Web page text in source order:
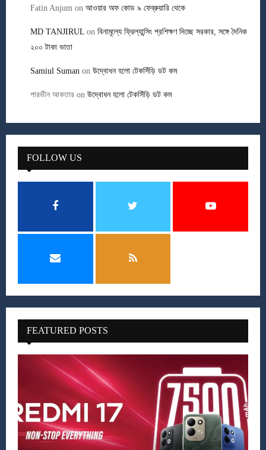
Fatin Anjum on আওয়ার অফ কোড ৯ ফেব্রুয়ারি থেকে
MD TANJIRUL on বিনামূল্যে ফ্রিল্যান্সিং প্রশিক্ষণ দিচ্ছে সরকার, সঙ্গে দৈনিক
২০০ টাকা ভাতা
Samiul Suman on উদ্বোধন হলো টেকসিঁড়ি ডট কম
পারভীন আকতার on উদ্বোধন হলো টেকসিঁড়ি ডট কম
FOLLOW US
FEATURED POSTS